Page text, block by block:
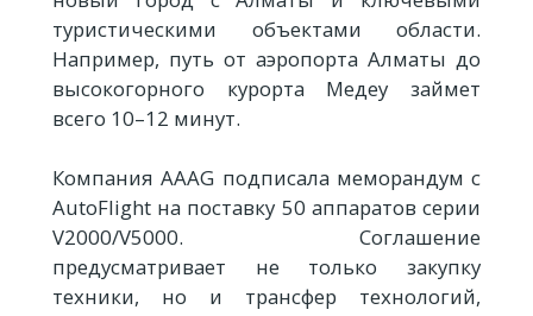
туристическими объектами области.
Например, путь от аэропорта Алматы до
высокогорного курорта Медеу займет
всего 10–12 минут.
Компания AAAG подписала меморандум с
AutoFlight на поставку 50 аппаратов серии
V2000/V5000. Соглашение
предусматривает не только закупку
техники, но и трансфер технологий,